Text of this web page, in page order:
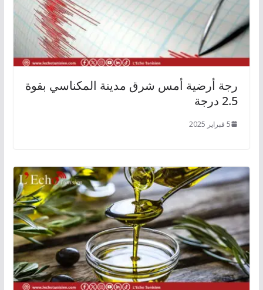
رجة أرضية أمس شرق مدينة المكناسي بقوة
2.5 درجة
5 فبراير 2025